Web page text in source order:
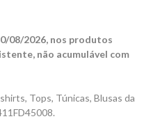
08/2026, nos produtos
não acumulável com
Tops, Túnicas, Blusas da